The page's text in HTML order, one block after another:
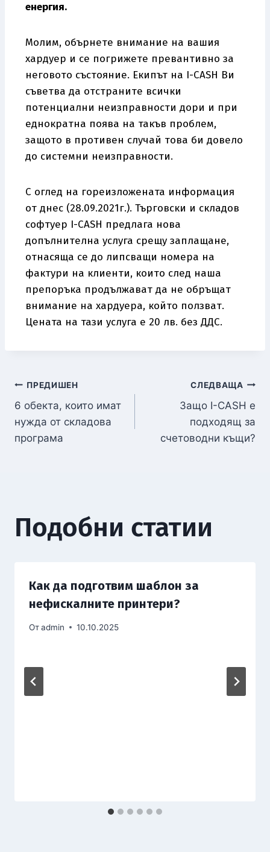
енергия.
Молим, обърнете внимание на вашия
хардуер и се погрижете превантивно за
неговото състояние. Екипът на I-CASH Ви
съветва да отстраните всички
потенциални неизправности дори и при
еднократна поява на такъв проблем,
защото в противен случай това би довело
до системни неизправности.
С оглед на гореизложената информация
от днес (28.09.2021г.). Търговски и складов
софтуер I-CASH предлага нова
допълнителна услуга срещу заплащане,
отнасяща се до липсващи номера на
фактури на клиенти, които след наша
препоръка продължават да не обръщат
внимание на хардуера, който ползват.
Цената на тази услуга е 20 лв. без ДДС.
ПРЕДИШЕН
6 обекта, които имат
нужда от складова
програма
СЛЕДВАЩА
Защо I-CASH е
подходящ за
счетоводни къщи?
Подобни статии
Как да подготвим шаблон за
нефискалните принтери?
Отadmin 10.10.2025